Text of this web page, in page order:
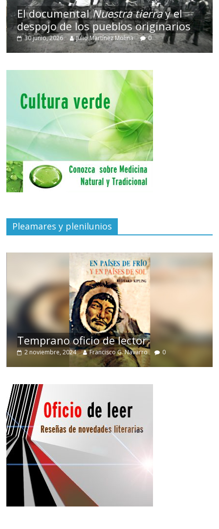
El documentalNuestra tierray el
despojo de los pueblos originarios
30 junio, 2026 Julio Martínez Molina 0
Pleamares y plenilunios
Temprano oficio de lector
2 noviembre, 2024 Francisco G. Navarro 0